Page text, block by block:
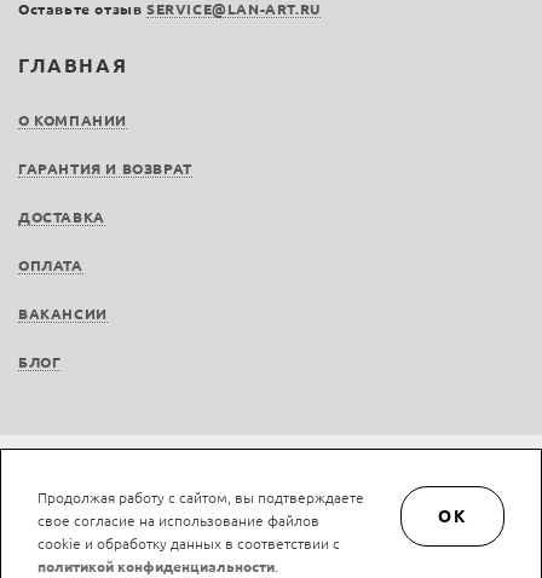
ГЛАВНАЯ
О КОМПАНИИ
ГАРАНТИЯ И ВОЗВРАТ
ДОСТАВКА
ОПЛАТА
ВАКАНСИИ
БЛОГ
Оставьте отзыв SERVICE@LAN-ART.RU
Не является публичной офертой © LAN-art.ru, 2013—2026. Все права защищены.
Политика конфиденциальности.
Положение об обработке и защите персональных
данных.
Продолжая работу с сайтом, вы подтверждаете
свое согласие на использование файлов
cookie и обработку данных в соответствии с
политикой конфиденциальности
OK